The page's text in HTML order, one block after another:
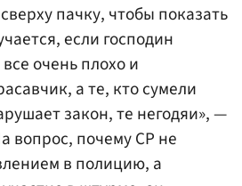
пачку, чтобы показать
если господин
очень плохо и
а те, кто сумели
закон, те негодяи», —
вопрос, почему СР не
в полицию, а